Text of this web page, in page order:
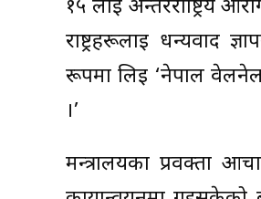
१५ लाई अन्तरराष्ट्रिय
राष्ट्रहरूलाई धन्यवाद
रूपमा लिई ‘नेपाल वेलनेल
।’
मन्त्रालयका प्रवक्ता